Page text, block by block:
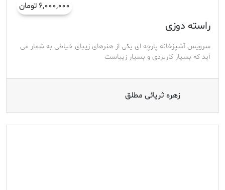
۶,۰۰۰,۰۰۰ تومان
راسته دوزی
سرویس آشپزخانه پارچه ای یکی از هنرهای زیبای خیاطی به شمار می
آید که بسیار کاربردی و بسیار زیباست
زهره ثریائی مطلق